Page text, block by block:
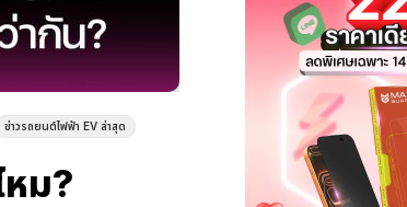
ข่าวรถยนต์ไฟฟ้า EV ล่าสุด
หม?